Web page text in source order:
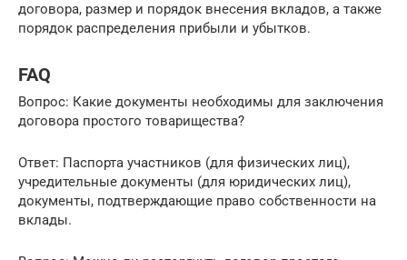
договора, размер и порядок внесения вкладов, а также
порядок распределения прибыли и убытков.
FAQ
Вопрос: Какие документы необходимы для заключения
договора простого товарищества?
Ответ: Паспорта участников (для физических лиц),
учредительные документы (для юридических лиц),
документы, подтверждающие право собственности на
вклады.